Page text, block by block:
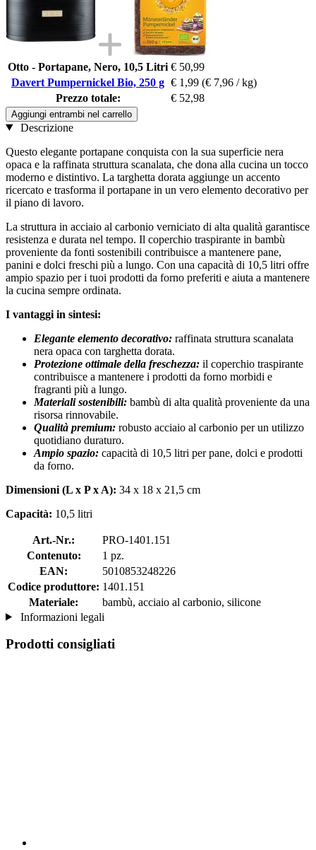
Otto - Portapane, Nero, 10,5 Litri € 50,99
Davert Pumpernickel Bio, 250 g € 1,99 (€ 7,96 / kg)
Prezzo totale:
€ 52,98
Aggiungi entrambi nel carrello
Descrizione
Questo elegante portapane conquista con la sua superficie nera
opaca e la raffinata struttura scanalata, che dona alla cucina un tocco
moderno e distintivo. La targhetta dorata aggiunge un accento
ricercato e trasforma il portapane in un vero elemento decorativo per
il piano di lavoro.
La struttura in acciaio al carbonio verniciato di alta qualità garantisce
resistenza e durata nel tempo. Il coperchio traspirante in bambù
proveniente da fonti sostenibili contribuisce a mantenere pane,
panini e dolci freschi più a lungo. Con una capacità di 10,5 litri offre
ampio spazio per i tuoi prodotti da forno preferiti e aiuta a mantenere
la cucina sempre ordinata.
I vantaggi in sintesi:
Elegante elemento decorativo: raffinata struttura scanalata
nera opaca con targhetta dorata.
Protezione ottimale della freschezza: il coperchio traspirante
contribuisce a mantenere i prodotti da forno morbidi e
fragranti più a lungo.
Materiali sostenibili: bambù di alta qualità proveniente da una
risorsa rinnovabile.
Qualità premium: robusto acciaio al carbonio per un utilizzo
quotidiano duraturo.
Ampio spazio: capacità di 10,5 litri per pane, dolci e prodotti
da forno.
Dimensioni (L x P x A): 34 x 18 x 21,5 cm
Capacità: 10,5 litri
Art.-Nr.:
PRO-1401.151
Contenuto:
1 pz.
EAN:
5010853248226
Codice produttore: 1401.151
Materiale:
bambù, acciaio al carbonio, silicone
Informazioni legali
Prodotti consigliati